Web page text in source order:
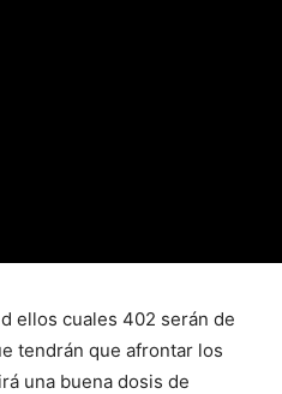
ellos cuales 402 serán de
tendrán que afrontar los
una buena dosis de